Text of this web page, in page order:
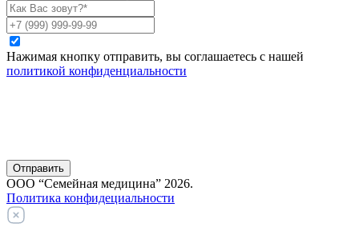
Нажимая кнопку отправить, вы соглашаетесь с нашей
политикой конфиденциальности
Отправить
ООО “Семейная медицина” 2026.
Политика конфидециальности